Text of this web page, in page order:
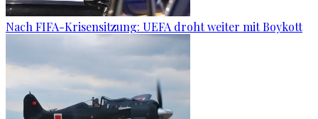
Nach FIFA-Krisensitzung: UEFA droht weiter mit Boykott